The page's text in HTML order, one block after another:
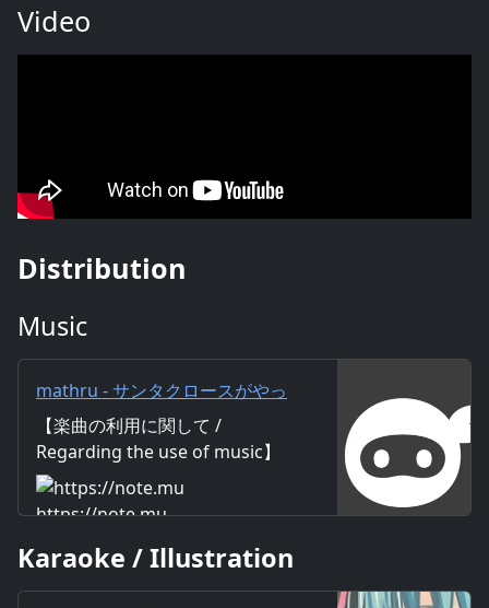
Video
Distribution
Music
mathru - サンタクロースがやっ
てくる feat. 初音ミク - Santa
Claus is coming feat. Miku
Hatsune｜mathru
【楽曲の利用に関して /
Regarding the use of music】
https://mathru.net/terms/musi
c 【歌詞 / Lyrics】 Lyrics：
Arrange：mathru Sing：Miku
https://note.mu
Karaoke / Illustration